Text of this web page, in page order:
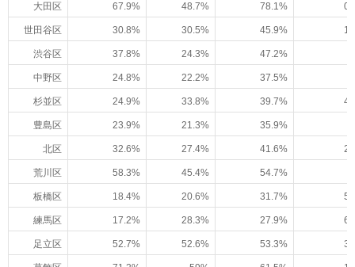
大田区 67.9% 48.7% 78.1%
世田谷区 30.8% 30.5% 45.9%
渋谷区 37.8% 24.3% 47.2%
中野区 24.8% 22.2% 37.5%
杉並区 24.9% 33.8% 39.7%
豊島区 23.9% 21.3% 35.9%
北区 32.6% 27.4% 41.6%
荒川区 58.3% 45.4% 54.7%
板橋区 18.4% 20.6% 31.7%
練馬区 17.2% 28.3% 27.9%
足立区 52.7% 52.6% 53.3%